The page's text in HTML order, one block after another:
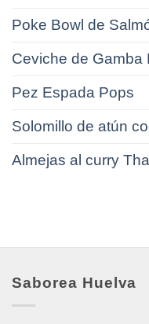
Poke Bowl de
Ceviche de Gamba
Pez Espada Pops
Solomillo de atún
Almejas al curry
Saborea Huelva